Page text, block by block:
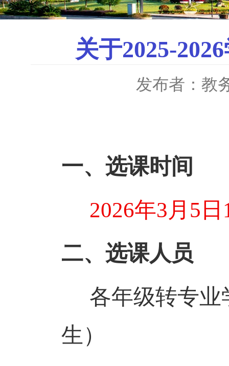
关于2025-
发布者：教
一、选课时间
2026年3 月 5 日
二、选课人员
各年级转专
生）